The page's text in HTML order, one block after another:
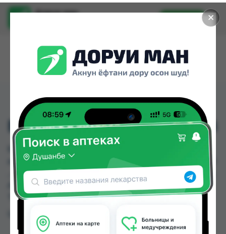
✕
Доруи ман
Установить
БИЛТРИС ТБ 600МГ №8
БИЛТРИС ТБ 600МГ №8 можно купить или
заказать в аптеках, Абубакри Карим, АЗИЗ ВАКО
, Алишер-К, Амирӣ, Аптека + 24/7, Аптека Алфавит,
Аптека Нур (Nur) по цене от 79.20 TJS до 103.50
TJS в Душанбе и других городах Таджикистана
Цена: от79.20 TJS